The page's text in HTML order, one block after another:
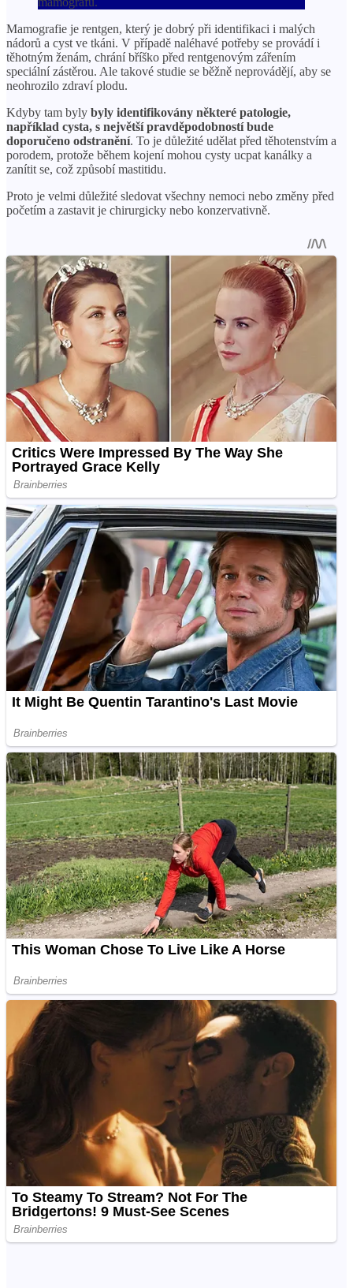
Mamografie je rentgen, který je dobrý při identifikaci i malých
nádorů a cyst ve tkáni. V případě naléhavé potřeby se provádí i
těhotným ženám, chrání bříško před rentgenovým zářením
speciální zástěrou. Ale takové studie se běžně neprovádějí, aby se
neohrozilo zdraví plodu.
Kdyby tam byly byly identifikovány některé patologie,
například cysta, s největší pravděpodobností bude
doporučeno odstranění. To je důležité udělat před těhotenstvím a
porodem, protože během kojení mohou cysty ucpat kanálky a
zanítit se, což způsobí mastitidu.
Proto je velmi důležité sledovat všechny nemoci nebo změny před
početím a zastavit je chirurgicky nebo konzervativně.